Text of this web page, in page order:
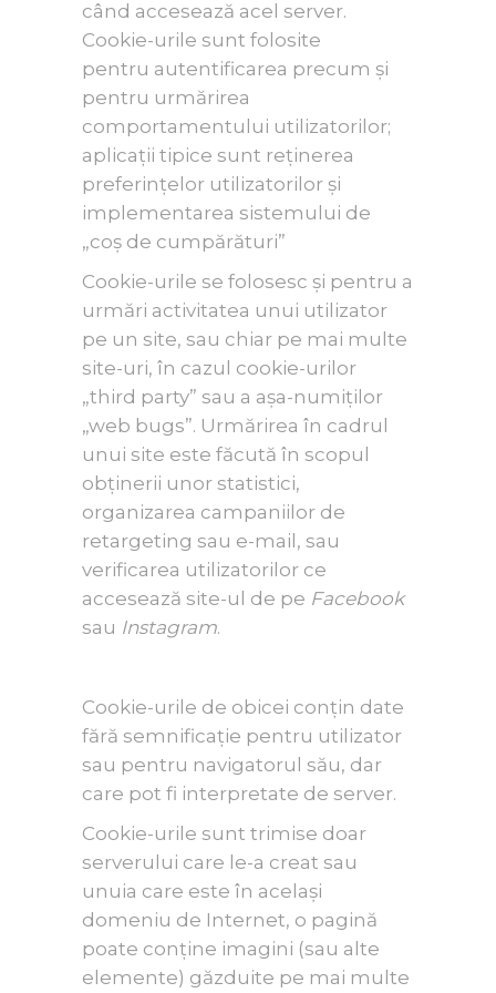
când accesează acel server.
Cookie-urile sunt folosite
pentru autentificarea precum și
pentru urmărirea
comportamentului utilizatorilor;
aplicații tipice sunt reținerea
preferințelor utilizatorilor și
implementarea sistemului de
„coș de cumpărături”
Cookie-urile se folosesc și pentru a
urmări activitatea unui utilizator
pe un site, sau chiar pe mai multe
site-uri, în cazul cookie-urilor
„third party” sau a așa-numiților
„web bugs”. Urmărirea în cadrul
unui site este făcută în scopul
obținerii unor statistici,
organizarea campaniilor de
retargeting sau e-mail, sau
verificarea utilizatorilor ce
accesează site-ul de pe Facebook
sau Instagram.
Cookie-urile de obicei conțin date
fără semnificație pentru utilizator
sau pentru navigatorul său, dar
care pot fi interpretate de server.
Cookie-urile sunt trimise doar
serverului care le-a creat sau
unuia care este în același
domeniu de Internet, o pagină
poate conține imagini (sau alte
elemente) găzduite pe mai multe